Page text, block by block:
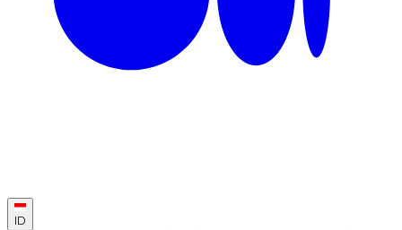
ID